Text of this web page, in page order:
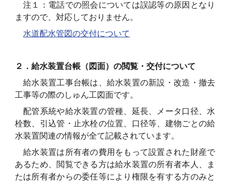
注１：電話での照会については誤認等の原因となり
ますので、対応しておりません。
水道配水管図の交付について
２．給水装置台帳（図面）の閲覧・交付について
給水装置工事台帳は、給水装置の新設・改造・撤去
工事等の際のしゅん工図面です。
配管系統や給水装置の管種、延長、メータ口径、水
栓数、引込管・止水栓の位置、口径等、建物ごとの給
水装置関連の情報が全て記載されています。
給水装置は所有者の費用をもって設置された財産で
あるため、閲覧できる方は給水装置の所有者本人、ま
たは所有者からの委任等により権限を有する方のみと